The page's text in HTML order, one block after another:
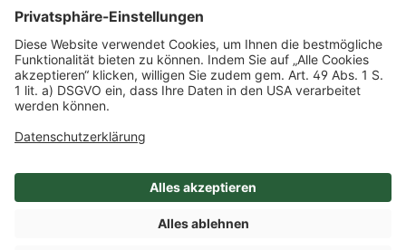
Impressum Datenschutz
AGB
Cookie-Einstellungen
Compliance